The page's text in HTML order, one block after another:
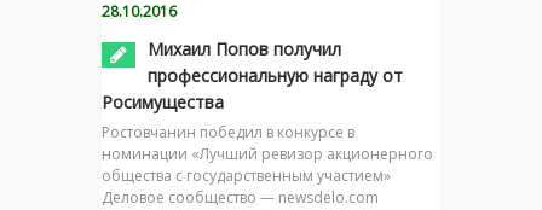
28.10.2016
Михаил Попов получил
профессиональную награду от
Росимущества
Ростовчанин победил в конкурсе в
номинации «Лучший ревизор акционерного
общества с государственным участием»
Деловое сообщество — newsdelo.com